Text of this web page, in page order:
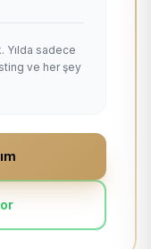
Yılda sadece
ve her şey